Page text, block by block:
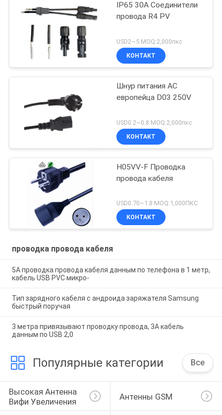
IP65 30A Соединители
провода R4 PV
USD2~5 MOQ:2,000пкс
КОНТАКТ
Шнур питания AC
европейца D03 250V
USD0.2~0.8 MOQ:2,000пкс
КОНТАКТ
H05VV-F Проводка
провода кабеля
USD0.70~1.8 MOQ:1,000ПКС
КОНТАКТ
проводка провода кабеля
5A проводка провода кабеля данным по телефона в 1 метр,
кабель USB PVC микро-
Тип зарядного кабеля c андроида заряжателя Samsung
быстрый поручая
3 метра привязывают проводку провода, 3A кабель
данным по USB 2,0
Популярные категории Все
Высокая Антенна
Вифи Увеличения
Антенны GSM